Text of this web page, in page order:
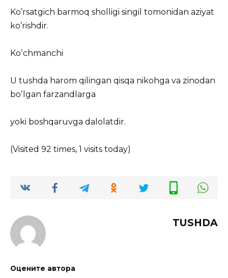
Koʼrsatgich barmoq sholligi singil tomonidan aziyat
koʼrishdir.
Koʼchmanchi
U tushda harom qilingan qisqa nikohga va zinodan
boʼlgan farzandlarga
yoki boshqaruvga dalolatdir.
(Visited 92 times, 1 visits today)
TUSHDA
Оцените автора